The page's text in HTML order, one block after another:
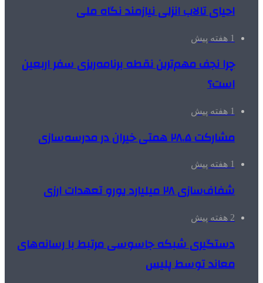
احیای تالاب انزلی نیازمند نگاه ملی
1 هفته پیش
چرا نجف مهم‌ترین نقطه برنامه‌ریزی سفر اربعین
است؟
1 هفته پیش
مشارکت ۲۸.۵ همتی خیران در مدرسه‌سازی
1 هفته پیش
شفاف‌سازی ۲۸ میلیارد یورو تعهدات ارزی
2 هفته پیش
دستگیری شبکه جاسوسی مرتبط با رسانه‌های
معاند توسط پلیس